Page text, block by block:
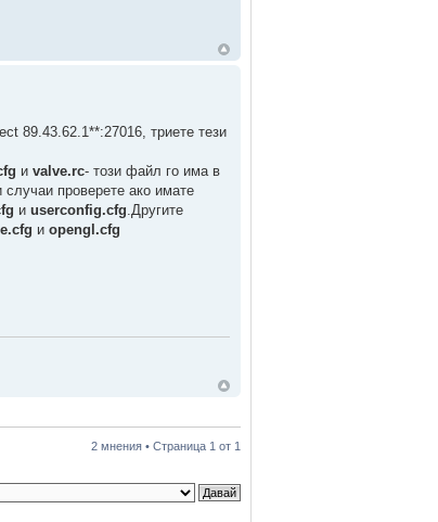
89.43.62.1**:27016, триете тези
иvalve.rc- този файл го има в
проверете ако имате
иuserconfig.cfg .Другите
иopengl.cfg
2 мнения • Страница 1 от 1